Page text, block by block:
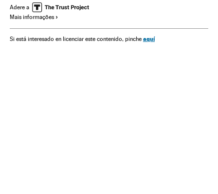
Cristianismo História Antropologia
Adere a
Mais informações
Si está interesado en licenciar este contenido, pinche aquí